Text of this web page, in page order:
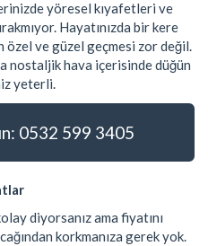
yöresel kıyafetleri ve
Hayatınızda bir kere
özel ve güzel geçmesi zor değil.
nostaljik hava içerisinde düğün
yeterli.
0532 599 3405
diyorsanız ama fiyatını
korkmanıza gerek yok.